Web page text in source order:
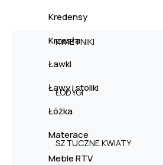
Kredensy
Krzesła
Ławki
Ławy i stoliki
Łóżka
Materace
Meble RTV
KWIETNIKI
ŁODYGI
SZTUCZNE KWIATY